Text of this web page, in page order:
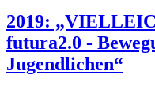
2019:
futura2.0 -
Jugendlichen“